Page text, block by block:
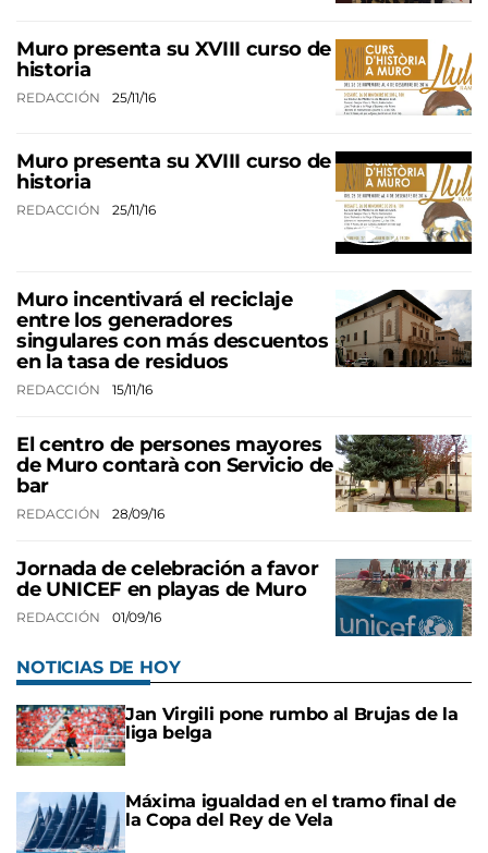
Muro presenta su XVIII curso de
historia
REDACCIÓN 25/11/16
Muro presenta su XVIII curso de
historia
REDACCIÓN 25/11/16
Muro incentivará el reciclaje
entre los generadores
singulares con más descuentos
en la tasa de residuos
REDACCIÓN 15/11/16
El centro de persones mayores
de Muro contarà con Servicio de
bar
REDACCIÓN 28/09/16
Jornada de celebración a favor
de UNICEF en playas de Muro
REDACCIÓN 01/09/16
NOTICIAS DE HOY
Jan Virgili pone rumbo al Brujas de la
liga belga
Máxima igualdad en el tramo final de
la Copa del Rey de Vela